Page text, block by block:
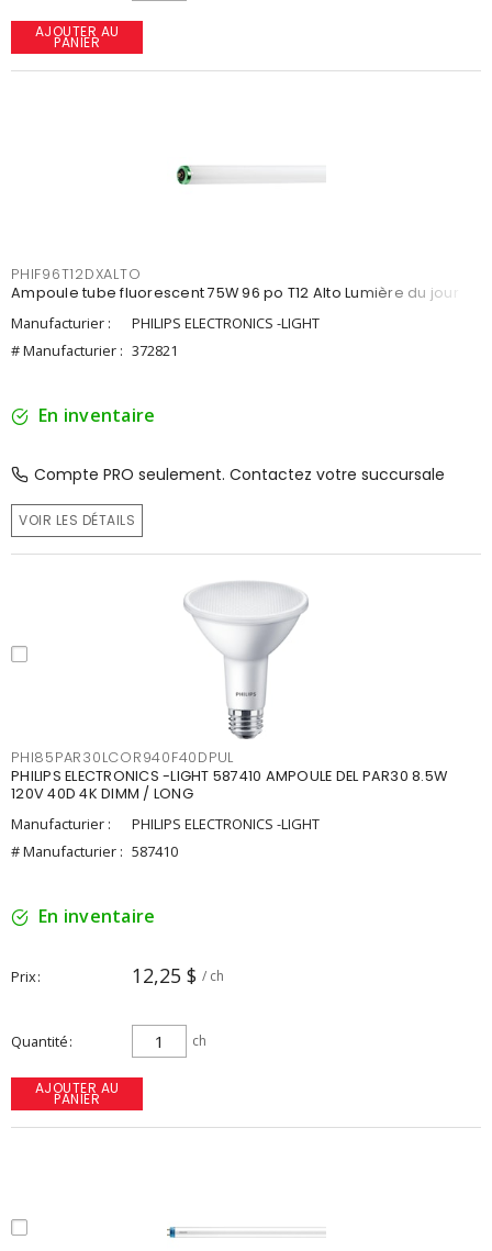
AJOUTER AU
PANIER
PHIF96T12DXALTO
Ampoule tube fluorescent 75W 96 po T12 Alto Lumière du jour
Manufacturier :
PHILIPS ELECTRONICS -LIGHT
# Manufacturier : 372821
En inventaire
Compte PRO seulement. Contactez votre succursale
VOIR LES DÉTAILS
PHI85PAR30LCOR940F40DPUL
PHILIPS ELECTRONICS -LIGHT 587410 AMPOULE DEL PAR30 8.5W
120V 40D 4K DIMM / LONG
Manufacturier :
PHILIPS ELECTRONICS -LIGHT
# Manufacturier : 587410
En inventaire
Prix 12,25 $ / ch
Quantité ch
AJOUTER AU
PANIER